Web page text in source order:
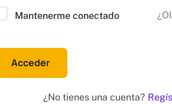
Mantenerme conectado
Acceder
¿No tienes una cuenta?